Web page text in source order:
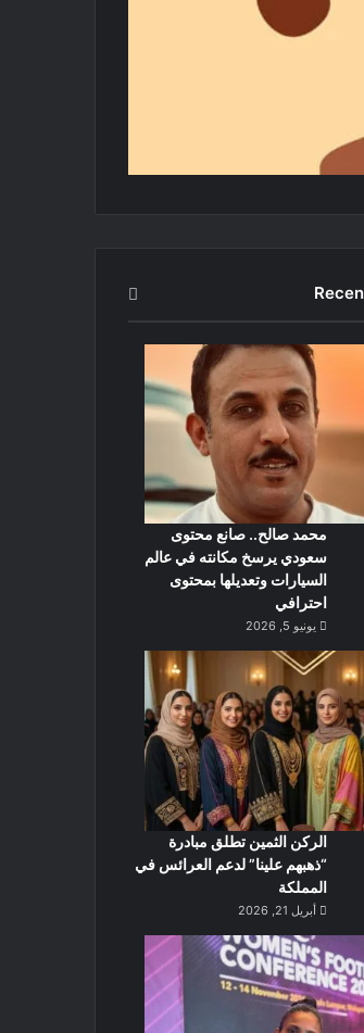
محمد صالح.. صانع محتوى
سعودي يرسخ مكانته في عالم
السيارات وتعديلها بمحتوى
احترافي
يونيو 5, 2026
الركن الثمين تطلق مبادرة
“ذهبهم علينا” لدعم العرائس في
المملكة
أبريل 21, 2026